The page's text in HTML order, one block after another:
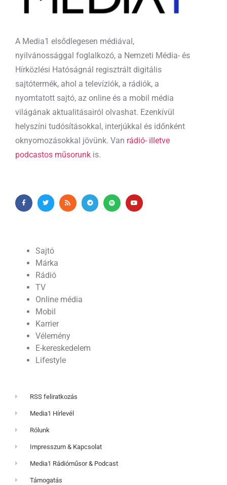
A Media1 elsődlegesen médiával,
nyilvánossággal foglalkozó, a Nemzeti Média- és
Hírközlési Hatóságnál regisztrált digitális
sajtótermék, ahol a televíziók, a rádiók, a
nyomtatott sajtó, az online és a mobil média
világának aktualitásairól olvashat. Ezenkívül
helyszíni tudósításokkal, interjúkkal és időnként
oknyomozásokkal jövünk. Van rádió- illetve
podcastos műsorunk is.
Sajtó
Márka
Rádió
TV
Online média
Mobil
Karrier
Vélemény
E-kereskedelem
Lifestyle
RSS feliratkozás
Media1 Hírlevél
Rólunk
Impresszum & Kapcsolat
Media1 Rádióműsor & Podcast
Támogatás